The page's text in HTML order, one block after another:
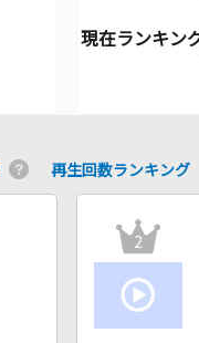
再生回数ランキング
2